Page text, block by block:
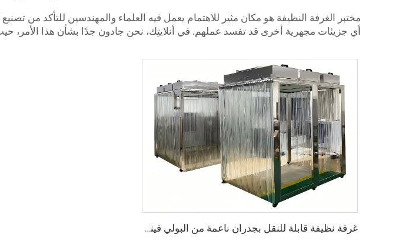
مختبر الغرفة النظيفة هو مكان مثير للاهتمام يعمل فيه العلماء والمهندسين للتأكد من
أي جزيئات مجهرية أخرى قد تفسد عملهم. في أنلايتِك، نحن جادون جدًا بشأن هذا الأمر،
غرفة نظيفة قابلة للنقل بجدران ناعمة من البولي فينيل كلوريد (PVC) ذات تصميم وحداتي مسبقة الصنع